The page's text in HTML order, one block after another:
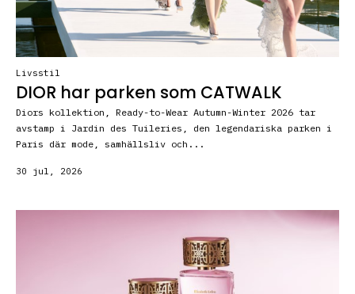
Livsstil
DIOR har parken som CATWALK
Diors kollektion, Ready-to-Wear Autumn-Winter 2026 tar
avstamp i Jardin des Tuileries, den legendariska parken i
Paris där mode, samhällsliv och...
30 jul, 2026